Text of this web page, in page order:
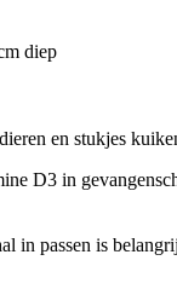
diep
en stukjes
D3 in
in passen is